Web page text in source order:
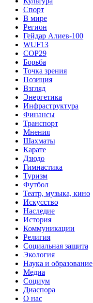
Спорт
В мире
Регион
Гейдар Алиев-100
WUF13
COP29
Борьба
Точка зрения
Позиция
Взгляд
Энергетика
Инфраструктура
Финансы
Транспорт
Мнения
Шахматы
Карате
Дзюдо
Гимнастика
Туризм
Футбол
Театр, музыка, кино
Искусство
Наследие
История
Коммуникации
Религия
Социальная защита
Экология
Наука и образование
Медиа
Социум
Диаспора
О нас